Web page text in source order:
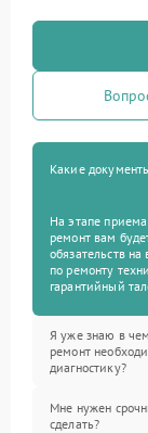
Какие
На этапе
ремонт вам
обязательств
по ремонту
гарантийный
Я уже знаю в
ремонт
диагностику?
Мне нужен
сделать?